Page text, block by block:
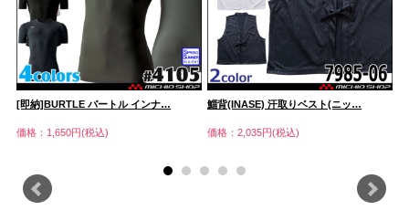
[即納]BURTLE バートル インナ…
価格：1,650円(税込)
鯔背(INASE) 汗取りベスト(ニッ…
価格：2,035円(税込)